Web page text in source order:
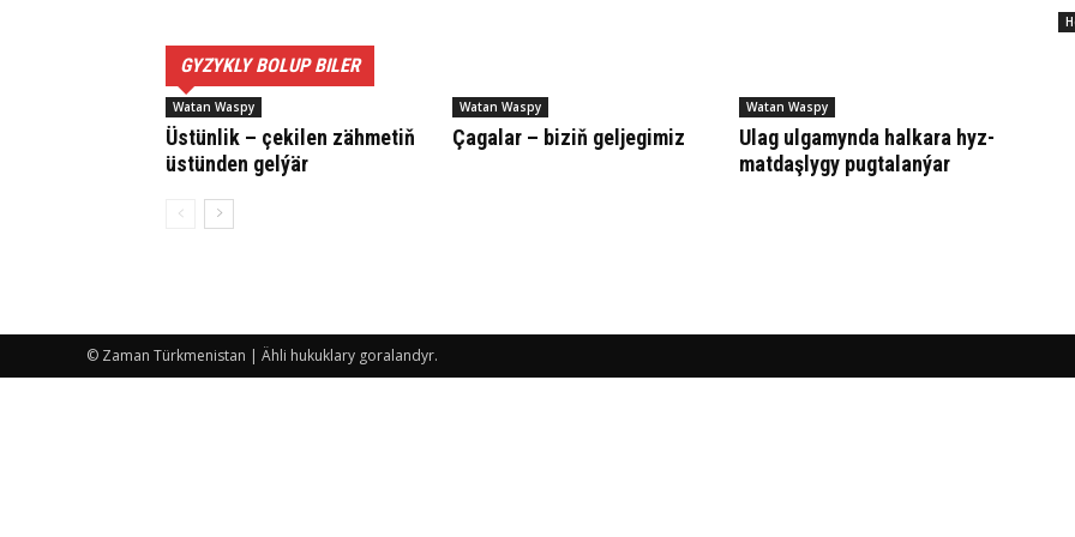
GYZYKLY BOLUP BILER
Watan Waspy
Üs­tün­lik – çe­ki­len zäh­me­tiň
üs­tün­den gel­ýär
Watan Waspy
Ça­ga­lar – bi­ziň gel­je­gi­miz
Watan Waspy
Ulag ul­ga­myn­da hal­ka­ra hyz­
mat­daş­ly­gy pug­ta­lan­ýar
© Zaman Türkmenistan | Ähli hukuklary goralandyr.